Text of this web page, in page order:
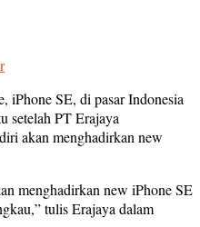
iPhone SE, di pasar Indonesia
setelah PT Erajaya
akan menghadirkan new
menghadirkan new iPhone SE
tulis Erajaya dalam